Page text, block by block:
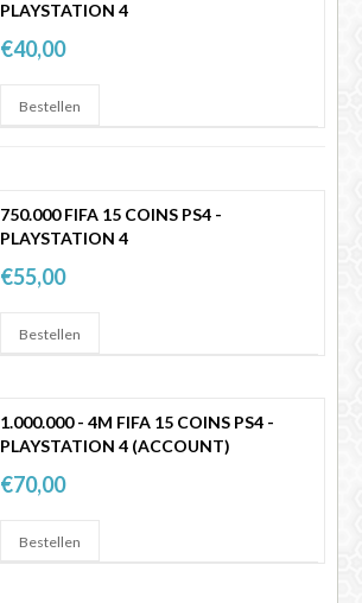
PLAYSTATION 4
€40,00
750.000 FIFA 15 COINS PS4 -
PLAYSTATION 4
€55,00
1.000.000 - 4M FIFA 15 COINS PS4 -
PLAYSTATION 4 (ACCOUNT)
€70,00